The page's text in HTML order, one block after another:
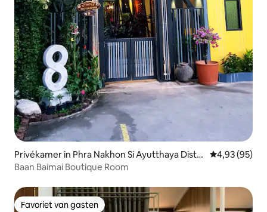
Privékamer in Phra Nakhon Si Ayutthaya Distri
ct
Gemiddelde
4,93 (95)
Baan Baimai Boutique Room
Favoriet van gasten